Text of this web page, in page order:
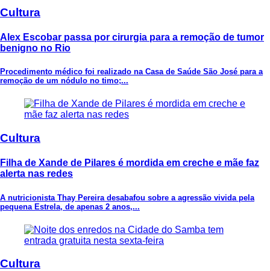
Cultura
Alex Escobar passa por cirurgia para a remoção de tumor
benigno no Rio
Procedimento médico foi realizado na Casa de Saúde São José para a
remoção de um nódulo no timo;...
Cultura
Filha de Xande de Pilares é mordida em creche e mãe faz
alerta nas redes
A nutricionista Thay Pereira desabafou sobre a agressão vivida pela
pequena Estrela, de apenas 2 anos,...
Cultura